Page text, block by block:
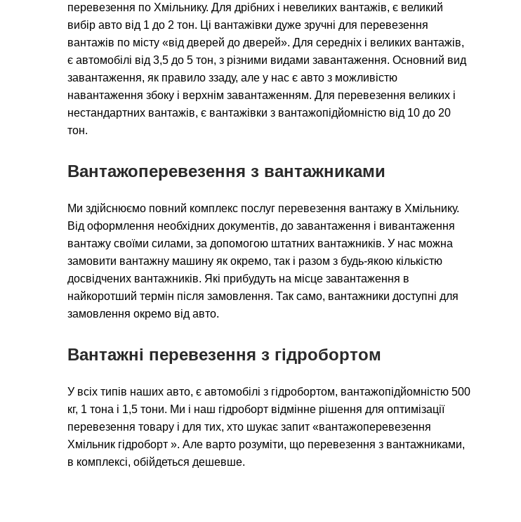
перевезення по Хмільнику. Для дрібних і невеликих вантажів, є великий
вибір авто від 1 до 2 тон. Ці вантажівки дуже зручні для перевезення
вантажів по місту «від дверей до дверей». Для середніх і великих вантажів,
є автомобілі від 3,5 до 5 тон, з різними видами завантаження. Основний вид
завантаження, як правило ззаду, але у нас є авто з можливістю
навантаження збоку і верхнім завантаженням. Для перевезення великих і
нестандартних вантажів, є вантажівки з вантажопідйомністю від 10 до 20
тон.
Вантажоперевезення з вантажниками
Ми здійснюємо повний комплекс послуг перевезення вантажу в Хмільнику.
Від оформлення необхідних документів, до завантаження і вивантаження
вантажу своїми силами, за допомогою штатних вантажників. У нас можна
замовити вантажну машину як окремо, так і разом з будь-якою кількістю
досвідчених вантажників. Які прибудуть на місце завантаження в
найкоротший термін після замовлення. Так само, вантажники доступні для
замовлення окремо від авто.
Вантажні перевезення з гідробортом
У всіх типів наших авто, є автомобілі з гідробортом, вантажопідйомністю 500
кг, 1 тона і 1,5 тони. Ми і наш гідроборт відмінне рішення для оптимізації
перевезення товару і для тих, хто шукає запит «вантажоперевезення
Хмільник гідроборт ». Але варто розуміти, що перевезення з вантажниками,
в комплексі, обійдеться дешевше.